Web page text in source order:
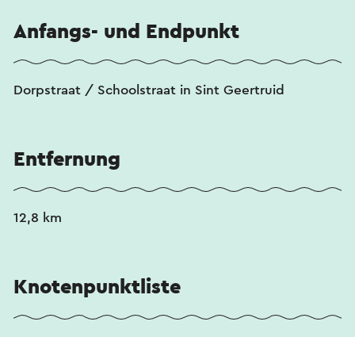
Anfangs- und Endpunkt
Dorpstraat / Schoolstraat in Sint Geertruid
Entfernung
12,8 km
Knotenpunktliste